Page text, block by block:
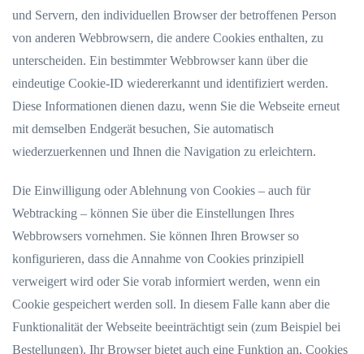
und Servern, den individuellen Browser der betroffenen Person
von anderen Webbrowsern, die andere Cookies enthalten, zu
unterscheiden. Ein bestimmter Webbrowser kann über die
eindeutige Cookie-ID wiedererkannt und identifiziert werden.
Diese Informationen dienen dazu, wenn Sie die Webseite erneut
mit demselben Endgerät besuchen, Sie automatisch
wiederzuerkennen und Ihnen die Navigation zu erleichtern.
Die Einwilligung oder Ablehnung von Cookies – auch für
Webtracking – können Sie über die Einstellungen Ihres
Webbrowsers vornehmen. Sie können Ihren Browser so
konfigurieren, dass die Annahme von Cookies prinzipiell
verweigert wird oder Sie vorab informiert werden, wenn ein
Cookie gespeichert werden soll. In diesem Falle kann aber die
Funktionalität der Webseite beeinträchtigt sein (zum Beispiel bei
Bestellungen). Ihr Browser bietet auch eine Funktion an, Cookies